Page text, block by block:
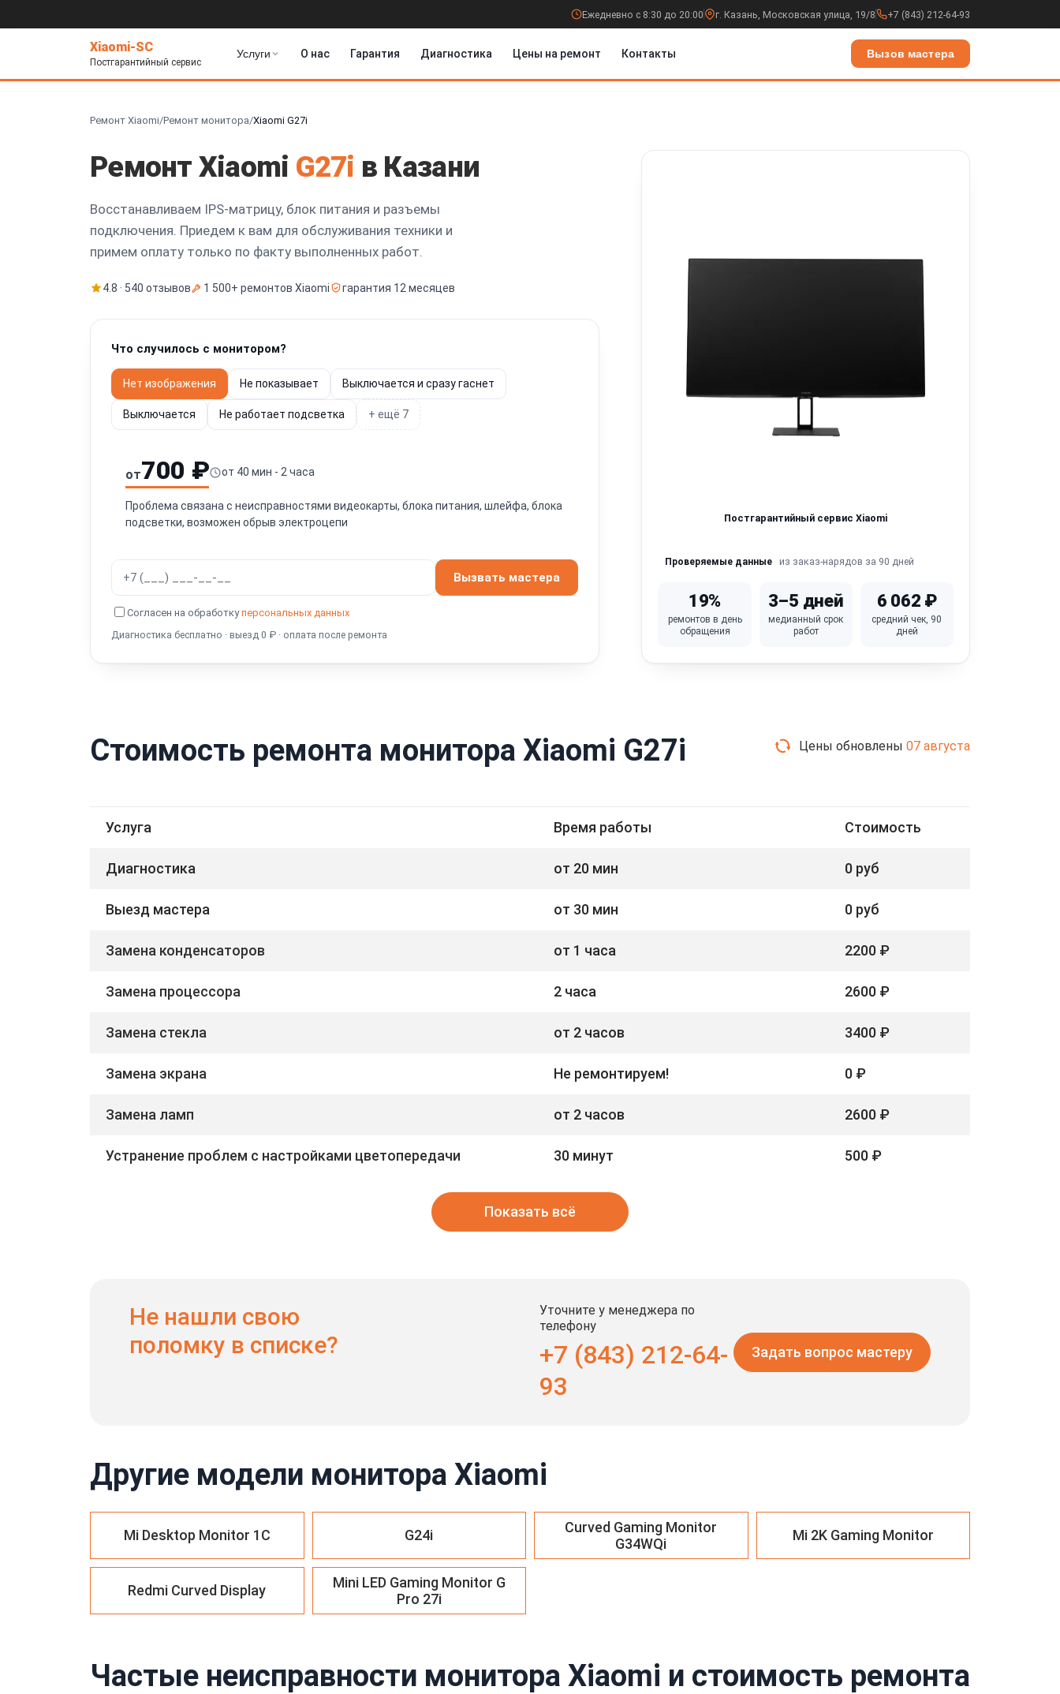
Ежедневно с 8:30 до 20:00 г. Казань, Московская улица, 19/8 +7 (843) 212-64-93
Xiaomi-SC
Постгарантийный сервис
Услуги О нас Гарантия Диагностика Цены на ремонт Контакты Вызов мастера
Ремонт Xiaomi/Ремонт монитора/Xiaomi G27i
Ремонт Xiaomi G27i в Казани
Восстанавливаем IPS-матрицу, блок питания и разъемы
подключения. Приедем к вам для обслуживания техники и
примем оплату только по факту выполненных работ.
4.8 · 540 отзывов 1 500+ ремонтов Xiaomi гарантия 12 месяцев
Что случилось с монитором?
Нет изображения Не показывает Выключается и сразу гаснет
Выключается Не работает подсветка + ещё 7
от700 ₽ от 40 мин - 2 часа
Проблема связана с неисправностями видеокарты, блока питания, шлейфа, блока
подсветки, возможен обрыв электроцепи
Вызвать мастера
Согласен на обработкуперсональных данных
Диагностика бесплатно · выезд 0 ₽ · оплата после ремонта
Постгарантийный сервис Xiaomi
Проверяемые данные из заказ-нарядов за 90 дней
19%
ремонтов в день
обращения
3–5 дней
медианный срок
работ
6 062 ₽
средний чек, 90
дней
Стоимость ремонта монитора Xiaomi G27i Цены обновлены 07 августа
Услуга Время работы Стоимость
Диагностика от 20 мин 0 руб
Выезд мастера от 30 мин 0 руб
Замена конденсаторов от 1 часа 2200 ₽
Замена процессора 2 часа 2600 ₽
Замена стекла от 2 часов 3400 ₽
Замена экрана Не ремонтируем! 0 ₽
Замена ламп от 2 часов 2600 ₽
Устранение проблем с настройками цветопередачи 30 минут 500 ₽
Показать всё
Не нашли свою
поломку в списке?
Уточните у менеджера по
телефону
+7 (843) 212-64-
93
Задать вопрос мастеру
Другие модели монитора Xiaomi
Mi Desktop Monitor 1С G24i
Curved Gaming Monitor
G34WQi
Mi 2K Gaming Monitor
Redmi Curved Display
Mini LED Gaming Monitor G
Pro 27i
Частые неисправности монитора Xiaomi и стоимость ремонта